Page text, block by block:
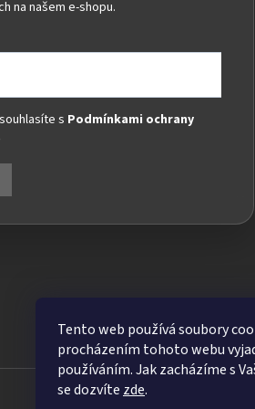
Tento web používá soubory
procházením tohoto webu
používáním. Jak zacházíme s
se dozvíte zde.
na našem e-shopu.
s Podmínkami ochrany